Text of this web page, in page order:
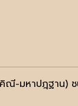
-มหาปฎฺฐาน) ช